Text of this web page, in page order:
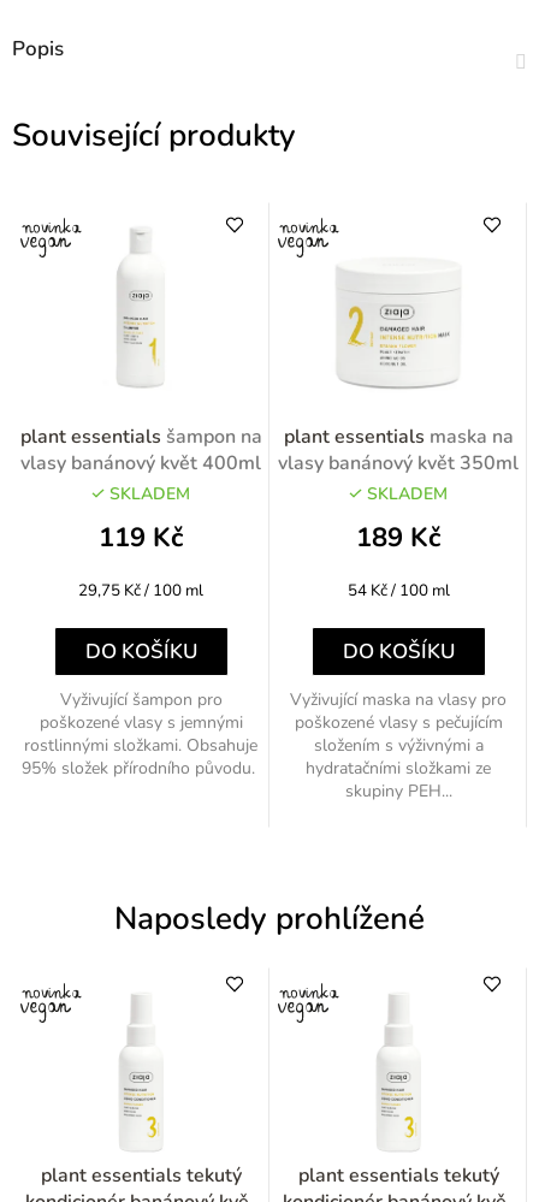
Popis
Související produkty
plant essentials šampon na
vlasy banánový květ 400ml
SKLADEM
119 Kč
Měrná
29,75 Kč / 100 ml
DO KOŠÍKU
Vyživující šampon pro
poškozené vlasy s jemnými
rostlinnými složkami. Obsahuje
95% složek přírodního původu.
plant essentials maska na
vlasy banánový květ 350ml
SKLADEM
189 Kč
Měrná
54 Kč / 100 ml
DO KOŠÍKU
Vyživující maska na vlasy pro
poškozené vlasy s pečujícím
složením s výživnými a
hydratačními složkami ze
skupiny PEH...
Naposledy prohlížené
plant essentials tekutý
plant essentials tekutý